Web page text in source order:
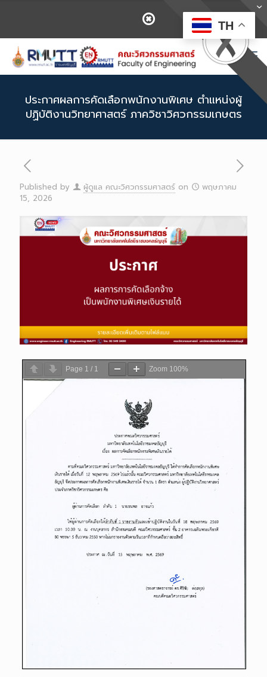
ประกาศผลการคัดเลือกพนักงานพิเศษ ตำแหน่งผู้
ปฏิบัติงานวิทยาศาสตร์ ภาควิชาวิศวกรรมเกษตร
Published by ผู้ดูแล คณะวิศวกรรมศาสตร์ on
พฤษภาคม
15, 2026
Page 1 / 1 Zoom 100%
TH